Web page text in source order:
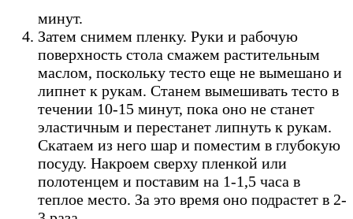
минут.
Затем снимем пленку. Руки и рабочую
поверхность стола смажем растительным
маслом, поскольку тесто еще не вымешано и
липнет к рукам. Станем вымешивать тесто в
течении 10-15 минут, пока оно не станет
эластичным и перестанет липнуть к рукам.
Скатаем из него шар и поместим в глубокую
посуду. Накроем сверху пленкой или
полотенцем и поставим на 1-1,5 часа в
теплое место. За это время оно подрастет в 2-